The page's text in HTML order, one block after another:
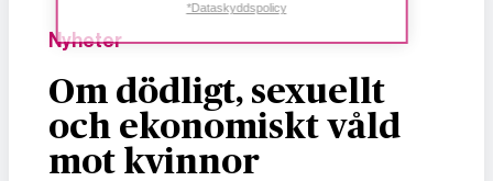
Nyheter
Om dödligt, sexuellt
och ekonomiskt våld
mot kvinnor
*Dataskyddspolicy